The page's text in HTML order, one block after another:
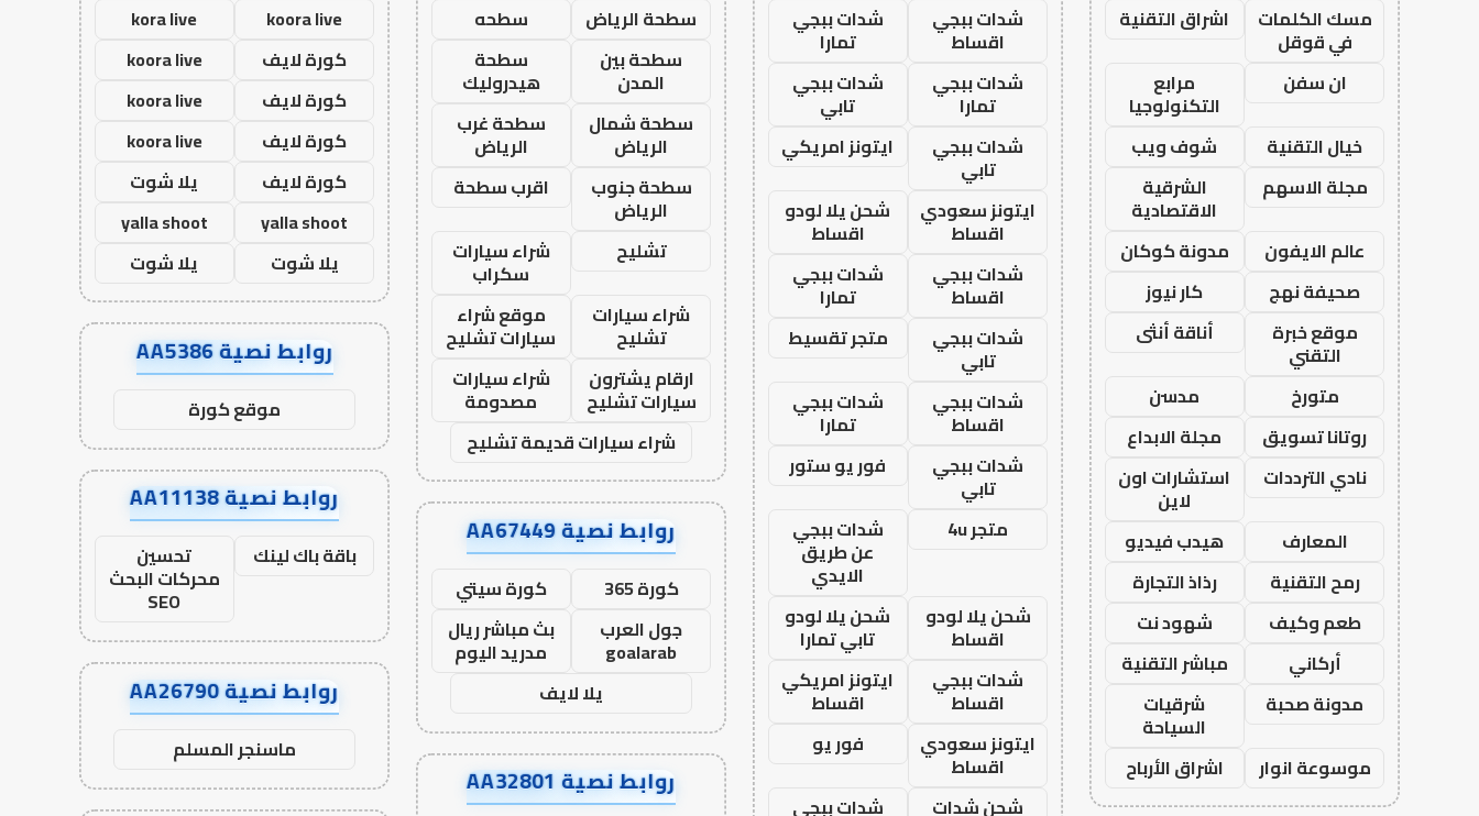
مسك الكلمات
في قوقل
اشراق التقنية
ان سفن
مرابع
التكنولوجيا
خيال التقنية
شوف ويب
مجلة الاسهم
الشرقية
الاقتصادية
عالم الايفون
مدونة كوكان
صحيفة نهج
كار نيوز
موقع خبرة
التقني
أناقة أنثى
متورخ
مدسن
روتانا تسويق
مجلة الابداع
نادي الترددات
استشارات اون
لاين
المعارف
هيدب فيديو
رمح التقنية
رذاذ التجارة
طعم وكيف
شهود نت
أركاني
مباشر التقنية
مدونة صحبة
شرقيات
السياحة
موسوعة انوار
اشراق الأرباح
شدات ببجي
اقساط
شدات ببجي
تمارا
شدات ببجي
تمارا
شدات ببجي
تابي
شدات ببجي
تابي
ايتونز امريكي
ايتونز سعودي
اقساط
شحن يلا لودو
اقساط
شدات ببجي
اقساط
شدات ببجي
تمارا
شدات ببجي
تابي
متجر تقسيط
شدات ببجي
اقساط
شدات ببجي
تمارا
شدات ببجي
تابي
فور يو ستور
متجر 4u
شدات ببجي
عن طريق
الايدي
شحن يلا لودو
اقساط
شحن يلا لودو
تابي تمارا
شدات ببجي
اقساط
ايتونز امريكي
اقساط
ايتونز سعودي
اقساط
فور يو
شحن شدات
شدات ببجي
سطحة الرياض
سطحه
سطحة بين
المدن
سطحة
هيدروليك
سطحة شمال
الرياض
سطحة غرب
الرياض
سطحة جنوب
الرياض
اقرب سطحة
تشليح
شراء سيارات
سكراب
شراء سيارات
تشليح
موقع شراء
سيارات تشليح
ارقام يشترون
سيارات تشليح
شراء سيارات
مصدومة
شراء سيارات قديمة تشليح
روابط نصية AA67449
كورة 365
كورة سيتي
جول العرب
goalarab
بث مباشر ريال
مدريد اليوم
يلا لايف
روابط نصية AA32801
koora live
kora live
كورة لايف
koora live
كورة لايف
koora live
كورة لايف
koora live
كورة لايف
يلا شوت
yalla shoot
yalla shoot
يلا شوت
يلا شوت
روابط نصية AA5386
موقع كورة
روابط نصية AA11138
باقة باك لينك تحسين
محركات البحث
SEO
روابط نصية AA26790
ماسنجر المسلم